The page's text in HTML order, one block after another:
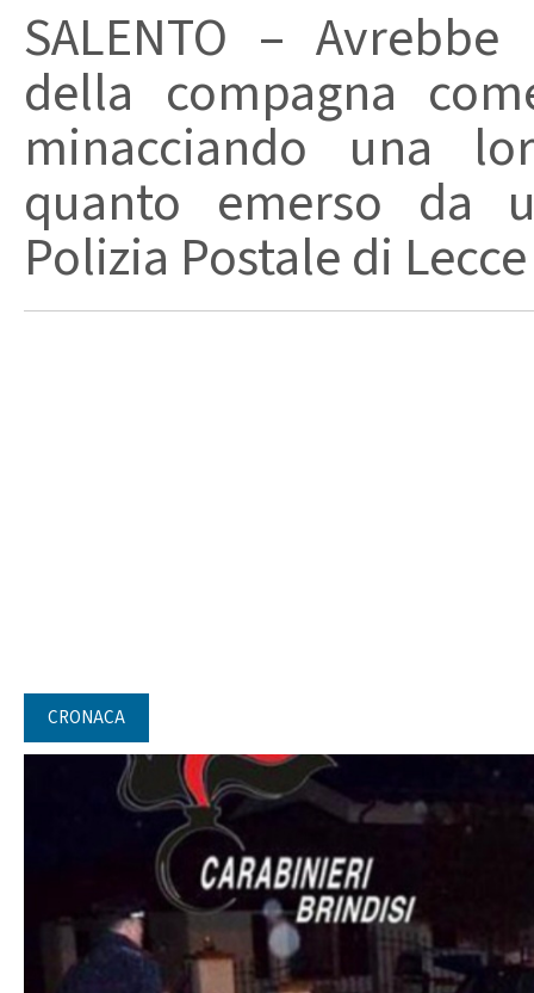
SALENTO –
della compagna
minacciando una
quanto emerso da
Polizia Postale di
CRONACA